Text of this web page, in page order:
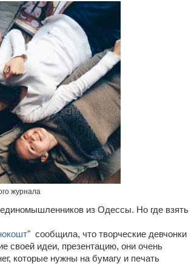
журнала
из Одессы. Но где взять
" сообщила, что творческие девчонки
своей идеи, презентацию, они очень
которые нужны на бумагу и печать